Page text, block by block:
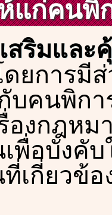
แก่คนพิ
สริมแล
ยการมีส่
บคนพิก
องกฎห
พื่อบังคั
เกี่ยวข้